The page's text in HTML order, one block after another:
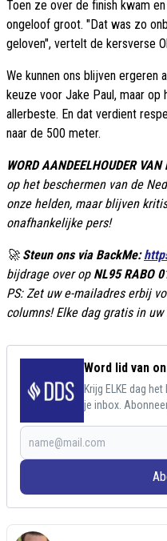
Toen ze over de finish kwam
ongeloof groot. "Dat was zo
geloven", vertelt de kersverse
We kunnen ons blijven ergeren
keuze voor Jake Paul, maar
allerbeste. En dat verdient
naar de 500 meter.
WORD AANDEELHOUDER
op het beschermen van de
onze helden, maar blijven
onafhankelijke pers!
🚀 Steun ons via BackMe:
bijdrage over op NL95 RABO
PS: Zet uw e-mailadres erbij
columns! Elke dag gratis in uw
Word lid van
Krijg ELKE dag
je inbox.